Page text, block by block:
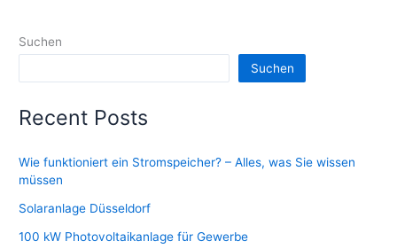
Suchen
Suchen
Recent Posts
Wie funktioniert ein Stromspeicher? – Alles, was Sie wissen
müssen
Solaranlage Düsseldorf
100 kW Photovoltaikanlage für Gewerbe